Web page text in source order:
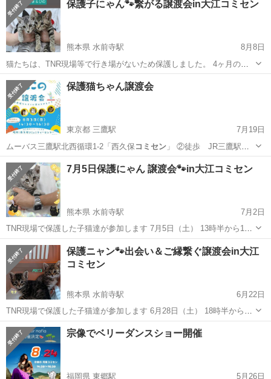
保護子にゃん🐾繋がる譲渡会in大江コミセン
熊本県 水前寺駅
8月8日
猫たちは、TNR現場等で行き場がないため保護しました。 4ヶ月の子
猫達が参加👐 保護しなければ エサも水も無く、 生きられなかった猫
もいたと思います😿 8月9日（土） 18時半から21時半まで 夜の⭐開催
🌠 主催【あい...
熊本 熊本市 水前寺駅 その他
保護猫ちゃん譲渡会
東京都 三鷹駅
7月19日
ムーバス三鷹駅北西循環1-2「西久保 コミセン」 ②徒歩 JR三鷹駅北
口徒歩…
東京 武蔵野市 三鷹駅 その他 コミセン
7月5日保護にゃん 譲渡会🐾in大江コミセン
熊本県 水前寺駅
7月2日
TNR現場で保護した子猫達が参加します 7月5日（土） 13時半から17
時半まで 夜⭐開催💓 主催【あいねこの木】 大江地域コミュニティセン
ター 大会議室 〒862-0971 熊本県熊本市中央区大江５丁目１２−８
涼...
熊本 熊本市 水前寺駅 その他 コミセン
保護ニャン🐾出会い＆ご縁繋ぐ譲渡会in大江
コミセン
熊本県 水前寺駅
6月22日
TNR現場で保護した子猫達が参加します 6月28日（土） 18時半から21
時半まで 夜⭐開催💓 主催【あいねこの木】 大江地域コミュニティセン
熊本 熊本市 水前寺駅 その他 コミセン
宗像でベリーダンスショー開催
福岡県 東郷駅 5月26日